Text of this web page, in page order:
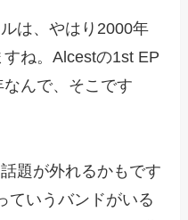
は、やはり2000年
ね。Alcestの1st EP
んで、そこです
題が外れるかもです
ていうバンドがいる